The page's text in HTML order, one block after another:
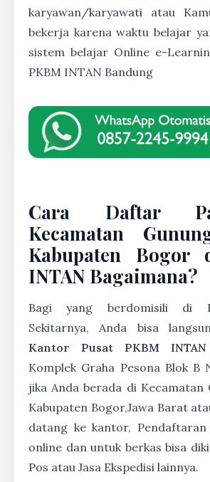
karyawan/karyawati atau
bekerja karena waktu belajar
sistem belajar Online e-
PKBM INTAN Bandung
Cara Daftar
Kecamatan
Kabupaten Bogor
INTAN Bagaimana?
Bagi yang berdomisili di
Sekitarnya, Anda bisa
Kantor Pusat PKBM
Komplek Graha Pesona Blok B
jika Anda berada di Kecamatan
Kabupaten Bogor,Jawa Barat
datang ke kantor, Pendaftaran
online dan untuk berkas bisa
Pos atau Jasa Ekspedisi lainnya.